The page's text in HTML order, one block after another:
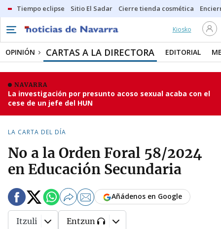
Tiempo eclipse Sitio El Sadar Cierre tienda cosmética
Kiosko
OPINIÓN CARTAS A LA DIRECTORA EDITORIAL
NAVARRA
La investigación por presunto acoso sexual acaba con el
cese de un jefe del HUN
LA CARTA DEL DÍA
No a la Orden Foral 58/2024
en Educación Secundaria
Añádenos en Google
Itzuli Entzun